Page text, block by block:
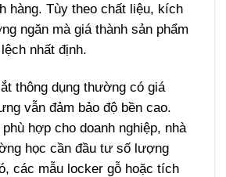
hàng. Tùy theo chất liệu, kích
ngăn mà giá thành sản phẩm
nhất định.
thông dụng thường có giá
vẫn đảm bảo độ bền cao.
hợp cho doanh nghiệp, nhà
học cần đầu tư số lượng
các mẫu locker gỗ hoặc tích